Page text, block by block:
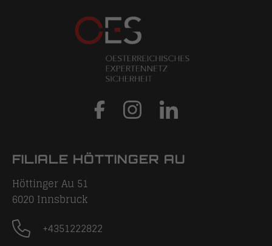
FILIALE HÖTTINGER AU
Höttinger Au 51
6020 Innsbruck
+4351222822